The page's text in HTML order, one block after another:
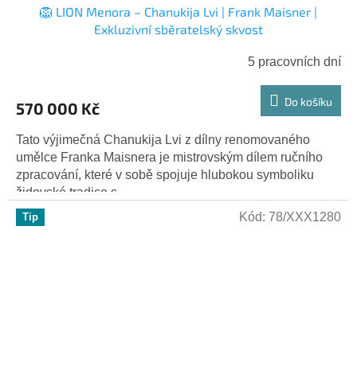
🦁 LION Menora – Chanukija Lvi | Frank Maisner |
Exkluzivní sběratelský skvost
5 pracovních dní
570 000 Kč Do košíku
Tato výjimečná Chanukija Lvi z dílny renomovaného
umělce Franka Maisnera je mistrovským dílem ručního
zpracování, které v sobě spojuje hlubokou symboliku
židovské tradice s...
Tip Kód: 78/XXX1280